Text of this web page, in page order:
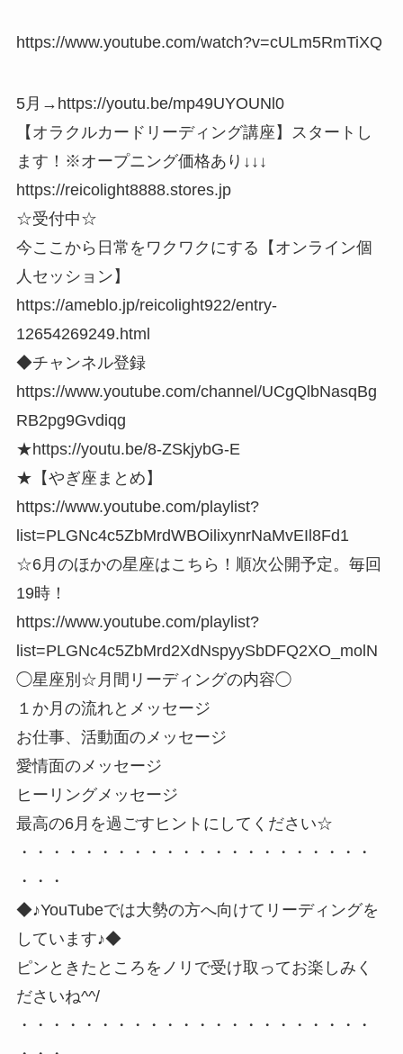
https://www.youtube.com/watch?v=cULm5RmTiXQ
5月→https://youtu.be/mp49UYOUNl0
【オラクルカードリーディング講座】スタートし
ます！※オープニング価格あり↓↓↓
https://reicolight8888.stores.jp
☆受付中☆
今ここから日常をワクワクにする【オンライン個
人セッション】
https://ameblo.jp/reicolight922/entry-
12654269249.html
◆チャンネル登録
https://www.youtube.com/channel/UCgQlbNasqBg
RB2pg9Gvdiqg
★https://youtu.be/8-ZSkjybG-E
★【やぎ座まとめ】
https://www.youtube.com/playlist?
list=PLGNc4c5ZbMrdWBOilixynrNaMvEIl8Fd1
☆6月のほかの星座はこちら！順次公開予定。毎回
19時！
https://www.youtube.com/playlist?
list=PLGNc4c5ZbMrd2XdNspyySbDFQ2XO_molN
◯星座別☆月間リーディングの内容◯
１か月の流れとメッセージ
お仕事、活動面のメッセージ
愛情面のメッセージ
ヒーリングメッセージ
最高の6月を過ごすヒントにしてください☆
・・・・・・・・・・・・・・・・・・・・・・
・・・
◆♪YouTubeでは大勢の方へ向けてリーディングを
しています♪◆
ピンときたところをノリで受け取ってお楽しみく
ださいね^^/
・・・・・・・・・・・・・・・・・・・・・・